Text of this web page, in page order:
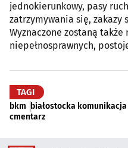
jednokierunkowy, pasy
zatrzymywania się, zakazy
Wyznaczone zostaną
niepełnosprawnych,
TAGI
bkm białostocka
cmentarz